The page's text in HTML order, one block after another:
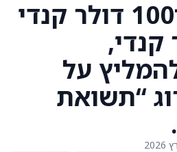
(PRBZF) ל־100 דולר קנדי
קנדי,
על
“תשואת